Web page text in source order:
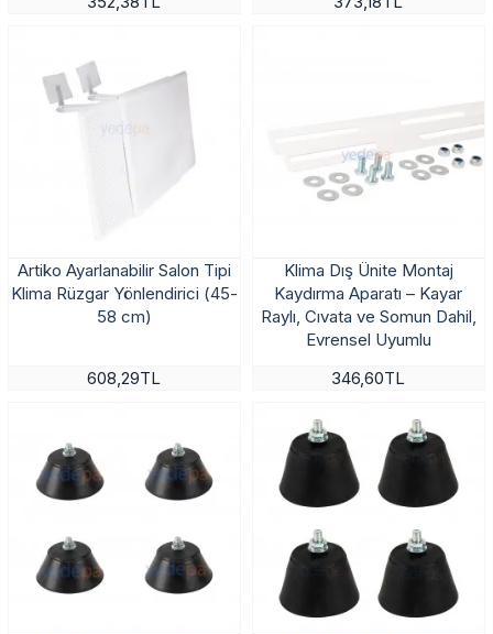
Artiko Ayarlanabilir Salon Tipi
Klima Rüzgar Yönlendirici (45-
58 cm)
608,29TL
Klima Dış Ünite Montaj
Kaydırma Aparatı – Kayar
Raylı, Cıvata ve Somun Dahil,
Evrensel Uyumlu
346,60TL